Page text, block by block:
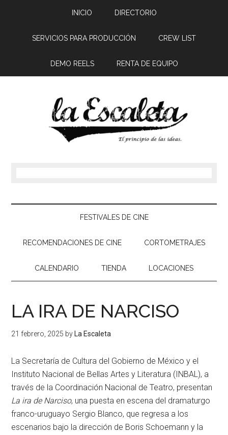
INICIO DIRECTORIO
SERVICIOS PARA PRODUCCIÓN CREW LIST
DEMO REELS RENTA DE EQUIPO
FESTIVALES DE CINE
RECOMENDACIONES DE CINE CORTOMETRAJES
CALENDARIO TIENDA LOCACIONES
LA IRA DE NARCISO
21 febrero, 2025 by La Escaleta
La Secretaría de Cultura del Gobierno de México y el
Instituto Nacional de Bellas Artes y Literatura (INBAL), a
través de la Coordinación Nacional de Teatro, presentan
La ira de Narciso, una puesta en escena del dramaturgo
franco-uruguayo Sergio Blanco, que regresa a los
escenarios bajo la dirección de Boris Schoemann y la